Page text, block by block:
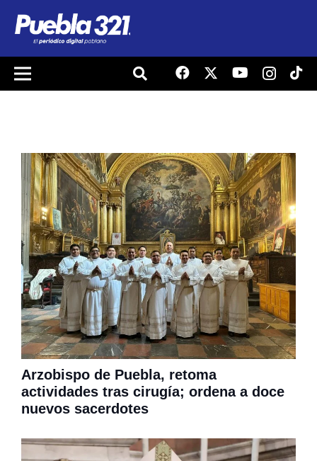
Arzobispo de Puebla, retoma
actividades tras cirugía; ordena a doce
nuevos sacerdotes